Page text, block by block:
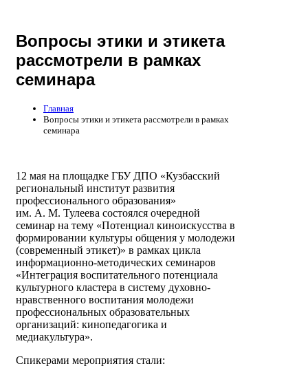
Вопросы этики и этикета
рассмотрели в рамках
семинара
Главная
Вопросы этики и этикета рассмотрели в рамках
семинара
12 мая на площадке ГБУ ДПО «Кузбасский
региональный институт развития
профессионального образования»
им. А. М. Тулеева состоялся очередной
семинар на тему «Потенциал киноискусства в
формировании культуры общения у молодежи
(современный этикет)» в рамках цикла
информационно-методических семинаров
«Интеграция воспитательного потенциала
культурного кластера в систему духовно-
нравственного воспитания молодежи
профессиональных образовательных
организаций: кинопедагогика и
медиакультура».
Спикерами мероприятия стали: